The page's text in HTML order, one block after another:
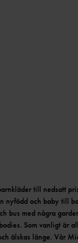
till nedsatt
nyfödd och baby till
bus med några
Som vanligt är
älskas länge. Vår